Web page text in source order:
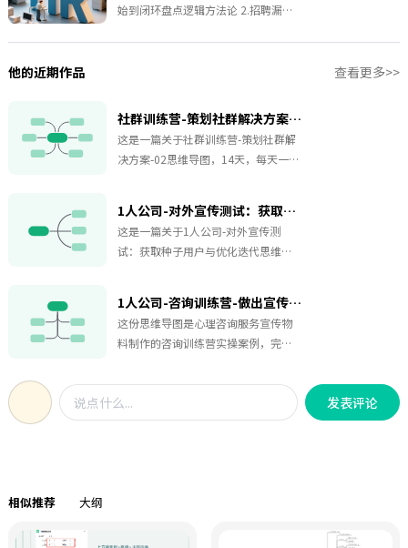
始到闭环盘点逻辑方法论 2.招聘漏斗
系-劳动争议的要素表 8.6个人效分析
的方法论和公式
他的近期作品 查看更多>>
社群训练营-策划社群解决方案-02
这是一篇关于社群训练营-策划社群解
决方案-02思维导图，14天，每天一个
打卡 答疑 互动的解决方案主理人发布
行动模板并引导反馈，参与者明确目
标并完成打卡。通过三大路径，第14
PDF，一起坚持优化习惯。整套方案流
程完整，目标清晰，分工明确，覆盖
从开营、日常运营到结营复盘全流
训练营的创业者，或是做社群活动方
案学习的从业者都可以参考学习。
1人公司-对外宣传测试：获取种子用户与优化迭代-019
这是一篇关于1人公司-对外宣传测
试：获取种子用户与优化迭代思维导
试，核心是通过朋友圈（信任度
高）、社群（需授权）及私信触达目
标用户宣传内容需包含文案 海报，设
免纯免费用户参与流程：填写问卷→
体验反馈→优化服务关键动作：群内
1人公司-咨询训练营-做出宣传物料-案例（心理咨询服务）-018
这份思维导图是心理咨询服务宣传物
料制作的咨询训练营实操案例，完整
首先明确两大核心任务，同步完成宣
发文案与宣传海报。步骤一搭建宣发
文案五大模块框架，围绕服务内容、
定宣发海报六大要素模板，依次整理
发表评论
相似推荐 大纲